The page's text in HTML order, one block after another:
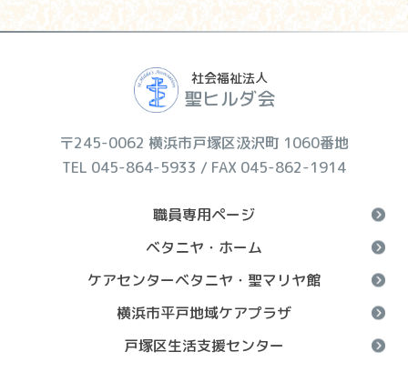
社会福祉法人
聖ヒルダ会
〒245-0062 横浜市戸塚区汲沢町 1060番地
TEL 045-864-5933 / FAX 045-862-1914
職員専用ページ
ベタニヤ・ホーム
ケアセンターベタニヤ・聖マリヤ館
横浜市平戸地域ケアプラザ
戸塚区生活支援センター